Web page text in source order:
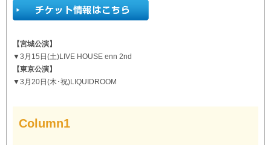
【宮城公演】
▼3月15日(土)LIVE HOUSE enn 2nd
【東京公演】
▼3月20日(木･祝)LIQUIDROOM
Column1